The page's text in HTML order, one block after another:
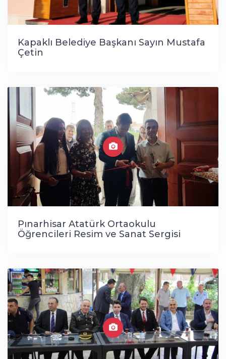
Kapaklı Belediye Başkanı Sayın Mustafa
Çetin
Pınarhisar Atatürk Ortaokulu
Öğrencileri Resim ve Sanat Sergisi